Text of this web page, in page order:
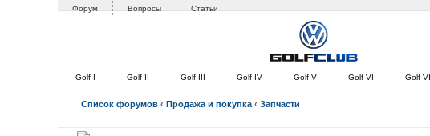
Форум Вопросы Статьи
Golf I Golf II Golf III Golf IV Golf V Golf VI Golf
Список форумов ‹ Продажа и покупка ‹ Запчасти